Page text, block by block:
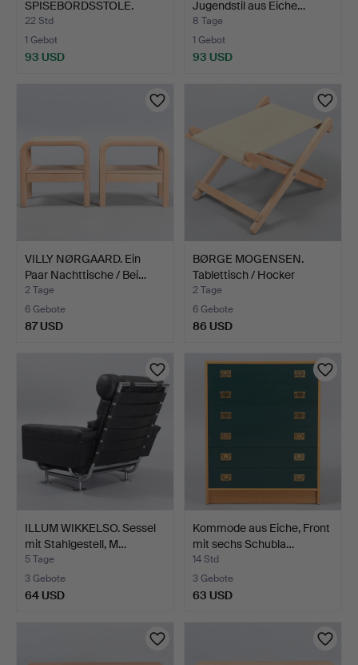
SPISEBORDSSTOLE.
Swedish Grace…
22 Std
1 Gebot
93 USD
Jugendstil aus Eiche…
8 Tage
1 Gebot
93 USD
VILLY NØRGAARD. Ein
Paar Nachttische / Bei…
2 Tage
6 Gebote
87 USD
BØRGE MOGENSEN.
Tablettisch / Hocker
Herge…
2 Tage
6 Gebote
86 USD
ILLUM WIKKELSO. Sessel
mit Stahlgestell, M…
5 Tage
3 Gebote
64 USD
Kommode aus Eiche, Front
mit sechs Schubla…
14 Std
3 Gebote
63 USD